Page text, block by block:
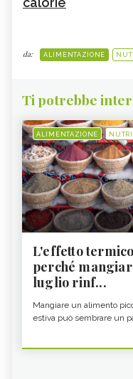
da: ALIMENTAZIONE
Ti potrebbe
ALIMENTAZIONE
L'effetto
perché
luglio rinf...
Mangiare un alimento
estiva può sembrare un